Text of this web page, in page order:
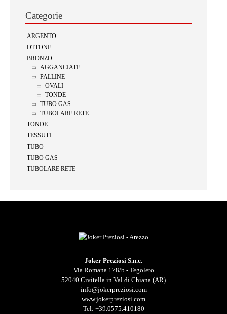
Categorie
ARGENTO
OTTONE
BRONZO
AGGANCIATE
PALLINE
OVALI
TONDE
TUBO GAS
TUBOLARE RETE
TONDE
TESSUTI
TUBO
TUBO GAS
TUBOLARE RETE
Joker Preziosi S.n.c.
Via Romana 178/b - Tegoleto
52040 Civitella in Val di Chiana (AR)
info@jokerpreziosi.com
www.jokerpreziosi.com
Tel: +39.0575.410180